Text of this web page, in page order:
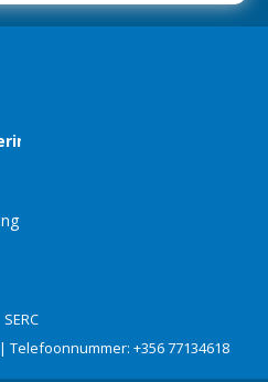
SERC
| Telefoonnummer: +356 77134618